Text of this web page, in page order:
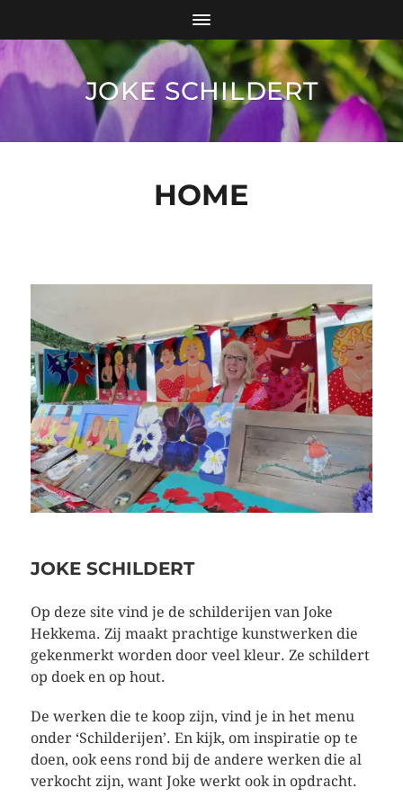
JOKE SCHILDERT
HOME
JOKE SCHILDERT
Op deze site vind je de schilderijen van Joke
Hekkema. Zij maakt prachtige kunstwerken die
gekenmerkt worden door veel kleur. Ze schildert
op doek en op hout.
De werken die te koop zijn, vind je in het menu
onder ‘Schilderijen’. En kijk, om inspiratie op te
doen, ook eens rond bij de andere werken die al
verkocht zijn, want Joke werkt ook in opdracht.